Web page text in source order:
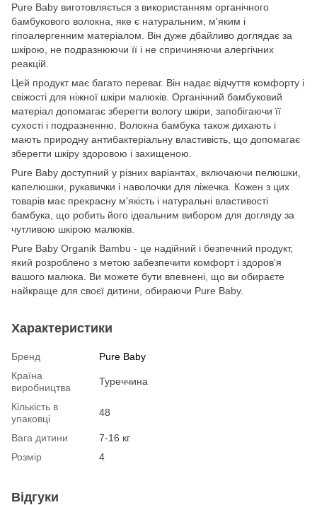
Pure Baby виготовляється з використанням органічного
бамбукового волокна, яке є натуральним, м'яким і
гіпоалергенним матеріалом. Він дуже дбайливо доглядає за
шкірою, не подразнюючи її і не спричиняючи алергічних
реакцій.
Цей продукт має багато переваг. Він надає відчуття комфорту і
свіжості для ніжної шкіри малюків. Органічний бамбуковий
матеріал допомагає зберегти вологу шкіри, запобігаючи її
сухості і подразненню. Волокна бамбука також дихають і
мають природну антибактеріальну властивість, що допомагає
зберегти шкіру здоровою і захищеною.
Pure Baby доступний у різних варіантах, включаючи пелюшки,
капелюшки, рукавички і наволочки для ліжечка. Кожен з цих
товарів має прекрасну м'якість і натуральні властивості
бамбука, що робить його ідеальним вибором для догляду за
чутливою шкірою малюків.
Pure Baby Organik Bambu - це надійний і безпечний продукт,
який розроблено з метою забезпечити комфорт і здоров'я
вашого малюка. Ви можете бути впевнені, що ви обираєте
найкраще для своєї дитини, обираючи Pure Baby.
Характеристики
Бренд
Pure Baby
Країна
виробництва
Туреччина
Кількість в
упаковці
48
Вага дитини
7-16 кг
Розмір
4
Відгуки